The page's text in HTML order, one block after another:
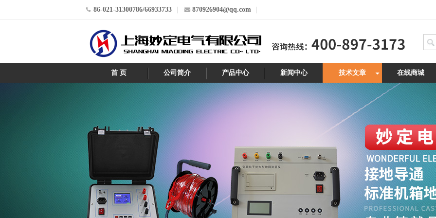
86-021-31300786/66933733 870926904@qq.com
首 页 公司简介 产品中心 新闻中心 技术文章 在线商城